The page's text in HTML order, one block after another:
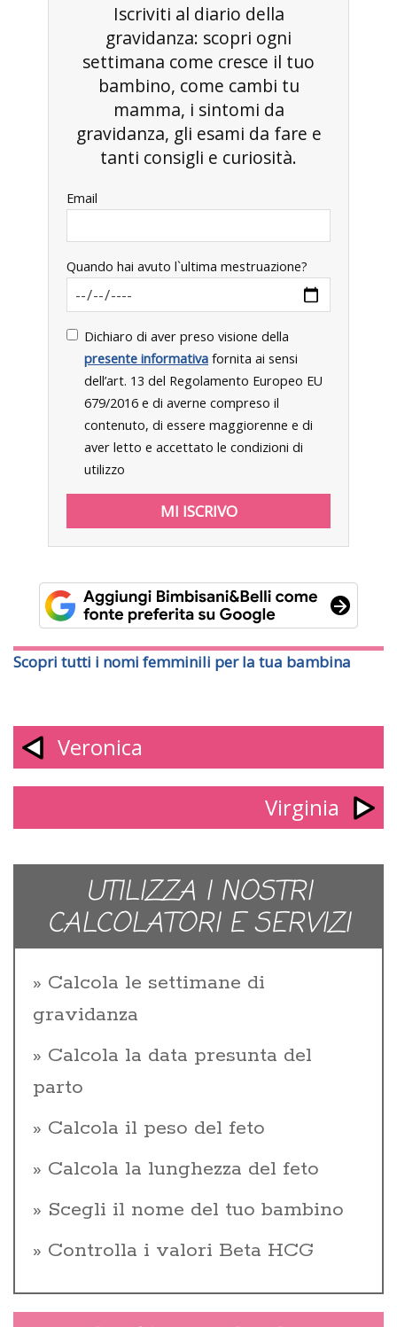
Iscriviti al diario della
gravidanza: scopri ogni
settimana come cresce il tuo
bambino, come cambi tu
mamma, i sintomi da
gravidanza, gli esami da fare e
tanti consigli e curiosità.
Email
Quando hai avuto l`ultima mestruazione?
Dichiaro di aver preso visione della
presente informativa fornita ai sensi
dell’art. 13 del Regolamento Europeo EU
679/2016 e di averne compreso il
contenuto, di essere maggiorenne e di
aver letto e accettato le condizioni di
utilizzo
Scopri tutti i nomi femminili per la tua bambina
Veronica
Virginia
UTILIZZA I NOSTRI
CALCOLATORI E SERVIZI
Calcola le settimane di
gravidanza
Calcola la data presunta del
parto
Calcola il peso del feto
Calcola la lunghezza del feto
Scegli il nome del tuo bambino
Controlla i valori Beta HCG